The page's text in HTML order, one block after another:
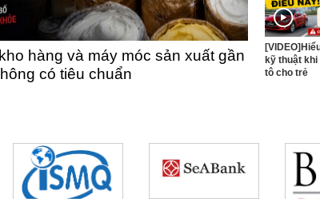
hàng và máy móc sản xuất gần
có tiêu chuẩn
kỹ thuật
tô cho trẻ